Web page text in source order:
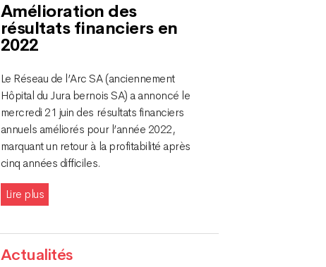
Amélioration des
résultats financiers en
2022
Le Réseau de l’Arc SA (anciennement
Hôpital du Jura bernois SA) a annoncé le
mercredi 21 juin des résultats financiers
annuels améliorés pour l’année 2022,
marquant un retour à la profitabilité après
cinq années difficiles.
Lire plus
Actualités